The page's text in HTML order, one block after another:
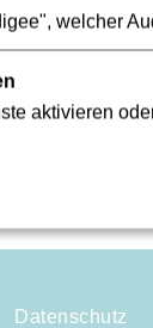
Datenschutz
welcher
aktivieren